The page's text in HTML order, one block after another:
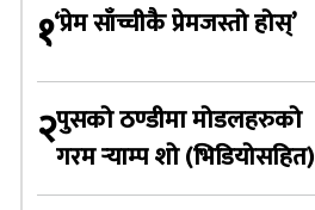
१‘प्रेम साँच्चीकै प्रेमजस्तो होस्’
२पुसको ठण्डीमा मोडलहरुको
गरम र्‍याम्प शो (भिडियोसहित)